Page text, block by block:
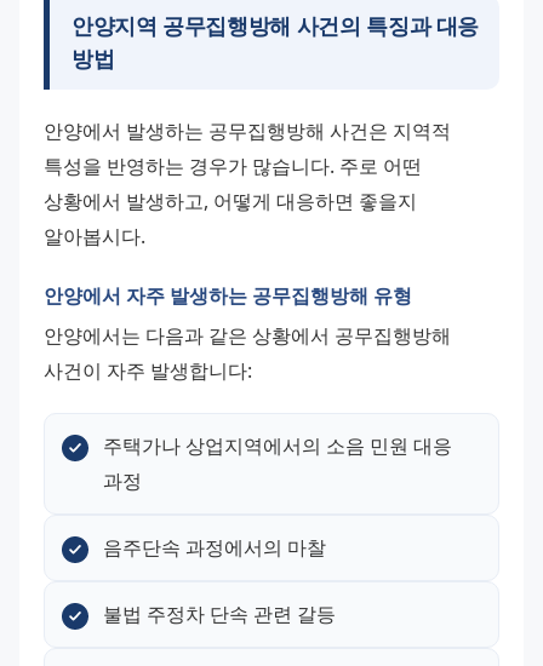
안양지역 공무집행방해 사건의 특징과 대응
방법
안양에서 발생하는 공무집행방해 사건은 지역적
특성을 반영하는 경우가 많습니다. 주로 어떤
상황에서 발생하고, 어떻게 대응하면 좋을지
알아봅시다.
안양에서 자주 발생하는 공무집행방해 유형
안양에서는 다음과 같은 상황에서 공무집행방해
사건이 자주 발생합니다:
주택가나 상업지역에서의 소음 민원 대응
과정
음주단속 과정에서의 마찰
불법 주정차 단속 관련 갈등